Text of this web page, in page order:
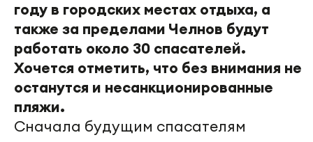
году в городских местах отдыха, а
также за пределами Челнов будут
работать около 30 спасателей.
Хочется отметить, что без внимания не
останутся и несанкционированные
пляжи.
Сначала будущим спасателям